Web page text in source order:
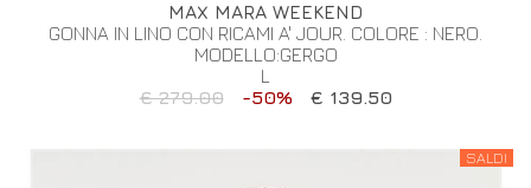
MAX MARA WEEKEND
GONNA IN LINO CON RICAMI A' JOUR. COLORE : NERO.
MODELLO:GERGO
L
€ 279.00
-50% € 139.50
SALDI